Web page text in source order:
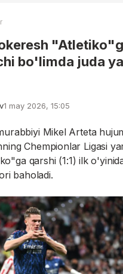
bo'limda juda
1 may 2026, 15:05
Mikel Arteta
Chempionlar Ligasi
qarshi (1:1) ilk
baholadi.